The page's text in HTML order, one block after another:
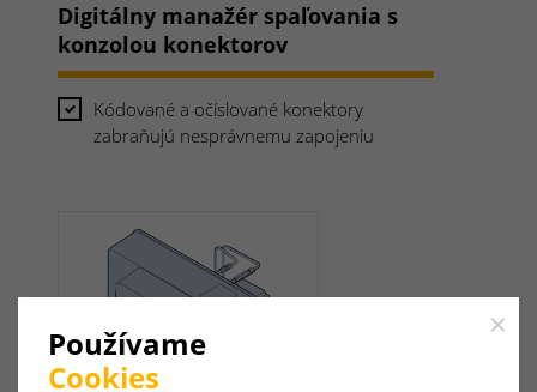
Digitálny manažér spaľovania s
konzolou konektorov
Kódované a očíslované konektory
zabraňujú nesprávnemu zapojeniu
Close
Používame
Cookies